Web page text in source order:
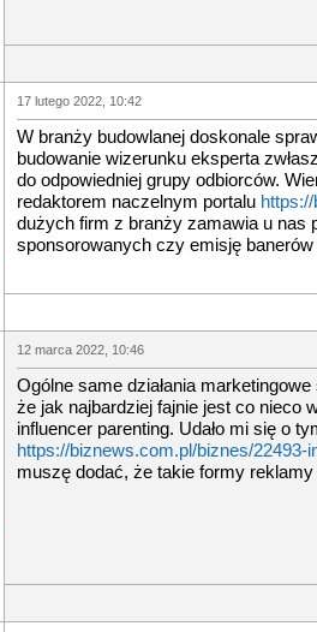
17 lutego 2022, 10:42
W branży budowlanej doskonale
budowanie wizerunku eksperta
do odpowiedniej grupy odbiorców.
redaktorem naczelnym portalu
dużych firm z branży zamawia u nas
sponsorowanych czy emisję
12 marca 2022, 10:46
Ogólne same działania
że jak najbardziej fajnie jest co nieco
influencer parenting. Udało mi się o
https://biznews.com.pl/biznes/22493-
muszę dodać, że takie formy